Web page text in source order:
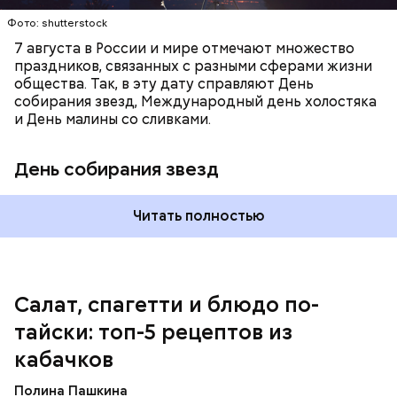
Фото: shutterstock
7 августа в России и мире отмечают множество
праздников, связанных с разными сферами жизни
общества. Так, в эту дату справляют День
собирания звезд, Международный день холостяка
и День малины со сливками.
День собирания звезд
Читать полностью
Салат, спагетти и блюдо по-
тайски: топ-5 рецептов из
кабачков
Полина Пашкина
чеснок;
Однако диетолог предупредила: не для всех дыня
может быть полезна. В первую очередь ее стоит
есть с осторожностью людям: